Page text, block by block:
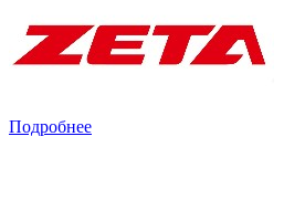
Подробнее